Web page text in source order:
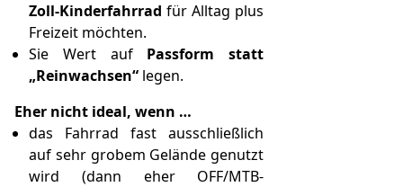
Zoll-Kinderfahrrad für Alltag plus
Freizeit möchten.
Sie Wert auf Passform statt
„Reinwachsen“ legen.
Eher nicht ideal, wenn …
das Fahrrad fast ausschließlich
auf sehr grobem Gelände genutzt
wird (dann eher OFF/MTB-